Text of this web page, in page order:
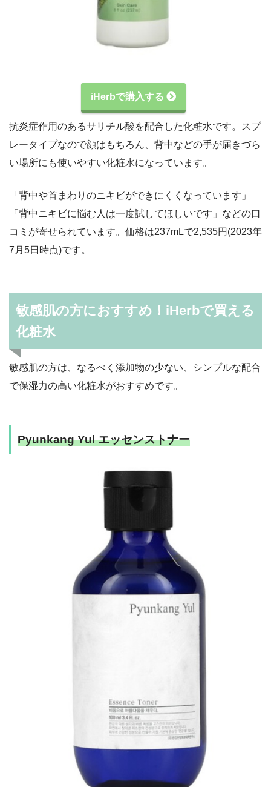
iHerbで購入する
抗炎症作用のあるサリチル酸を配合した化粧水です。スプ
レータイプなので顔はもちろん、背中などの手が届きづら
い場所にも使いやすい化粧水になっています。
「背中や首まわりのニキビができにくくなっています」
「背中ニキビに悩む人は一度試してほしいです」などの口
コミが寄せられています。価格は237mLで2,535円(2023年
7月5日時点)です。
敏感肌の方におすすめ！iHerbで買える
化粧水
敏感肌の方は、なるべく添加物の少ない、シンプルな配合
で保湿力の高い化粧水がおすすめです。
Pyunkang Yul エッセンストナー